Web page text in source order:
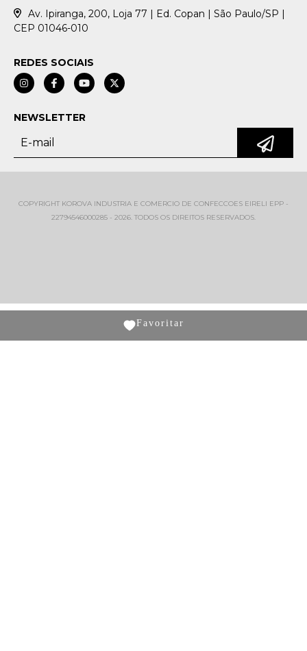
Av. Ipiranga, 200, Loja 77 | Ed. Copan | São Paulo/SP |
CEP 01046-010
REDES SOCIAIS
NEWSLETTER
COPYRIGHT KOROVA INDUSTRIA E COMERCIO DE CONFECCOES EIRELI EPP -
22794546000285 - 2026. TODOS OS DIREITOS RESERVADOS.